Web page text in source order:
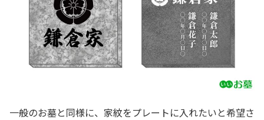
一般のお墓と同様に、家紋をプレートに入れたいと希望さ